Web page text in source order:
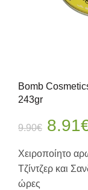
Bomb
243gr
9.90€
price
was:
8.91
Χειροποίητο
Τζίντζερ και
ώρες